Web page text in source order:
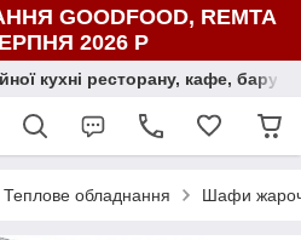
GOODFOOD, REMTA
2026 Р
кухні ресторану, кафе, бару,
Теплове обладнання Шафи